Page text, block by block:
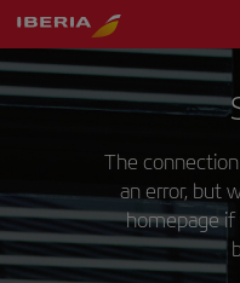
The
an error, but
homepage